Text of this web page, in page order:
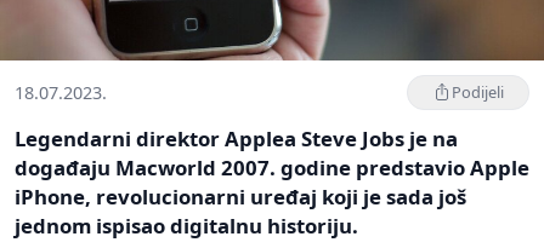
18.07.2023. Podijeli
Legendarni direktor Applea Steve Jobs je na
događaju Macworld 2007. godine predstavio Apple
iPhone, revolucionarni uređaj koji je sada još
jednom ispisao digitalnu historiju.